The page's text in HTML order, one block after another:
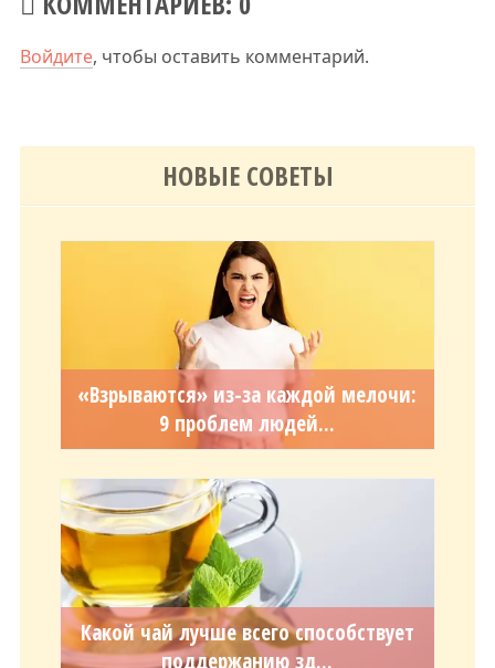
Войдите, чтобы оставить комментарий.
НОВЫЕ СОВЕТЫ
«Взрываются» из-за каждой мелочи:
9 проблем людей...
Какой чай лучше всего способствует
поддержанию зд...